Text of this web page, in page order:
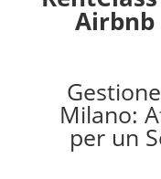
Airbnb
Milano:
per un